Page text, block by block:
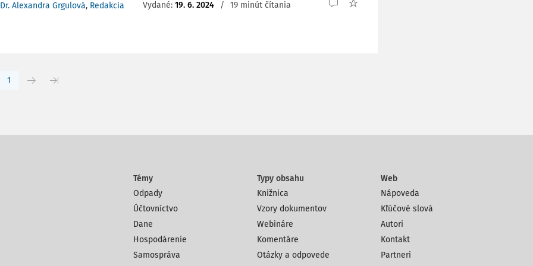
Alexandra Grgulová, Redakcia Vydané: 19. 6. 2024 / 19 minút čítania
1
Témy
Odpady
Účtovníctvo
Dane
Hospodárenie
Samospráva
Typy obsahu
Knižnica
Vzory dokumentov
Webináre
Komentáre
Otázky a odpovede
Web
Nápoveda
Kľúčové slová
Autori
Kontakt
Partneri